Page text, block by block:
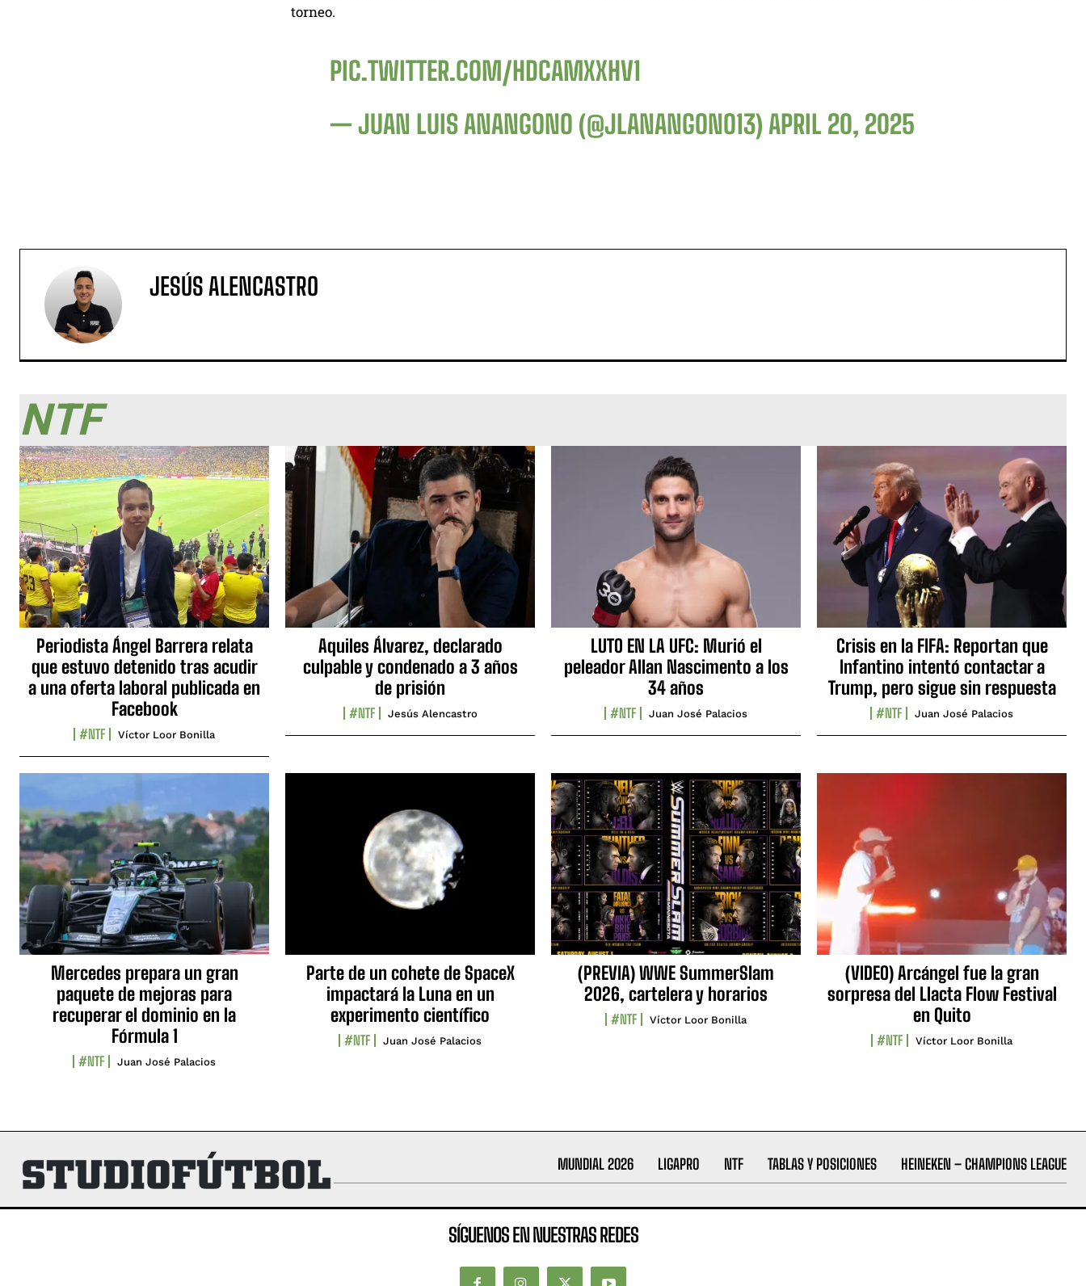
torneo.
PIC.TWITTER.COM/HDCAMXXHV1
— JUAN LUIS ANANGONO (@JLANANGONO13) APRIL 20, 2025
JESÚS ALENCASTRO
NTF
Periodista Ángel Barrera relata
que estuvo detenido tras acudir
a una oferta laboral publicada en
Facebook
#NTF Víctor Loor Bonilla
Aquiles Álvarez, declarado
culpable y condenado a 3 años
de prisión
#NTF Jesús Alencastro
LUTO EN LA UFC: Murió el
peleador Allan Nascimento a los
34 años
#NTF Juan José Palacios
Crisis en la FIFA: Reportan que
Infantino intentó contactar a
Trump, pero sigue sin respuesta
#NTF Juan José Palacios
Mercedes prepara un gran
paquete de mejoras para
recuperar el dominio en la
Fórmula 1
#NTF Juan José Palacios
Parte de un cohete de SpaceX
impactará la Luna en un
experimento científico
#NTF Juan José Palacios
(PREVIA) WWE SummerSlam
2026, cartelera y horarios
#NTF Víctor Loor Bonilla
(VIDEO) Arcángel fue la gran
sorpresa del Llacta Flow Festival
en Quito
#NTF Víctor Loor Bonilla
MUNDIAL 2026 LIGAPRO NTF TABLAS Y POSICIONES HEINEKEN – CHAMPIONS LEAGUE
SÍGUENOS EN NUESTRAS REDES